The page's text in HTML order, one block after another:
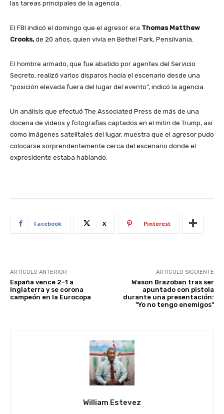
las tareas principales de la agencia.
El FBI indicó el domingo que el agresor era Thomas Matthew
Crooks,de 20 años, quien vivía en Bethel Park, Pensilvania.
El hombre armado, que fue abatido por agentes del Servicio
Secreto, realizó varios disparos hacia el escenario desde una
“posición elevada fuera del lugar del evento”, indicó la agencia.
Un análisis que efectuó The Associated Press de más de una
docena de videos y fotografías captados en el mitin de Trump, así
como imágenes satelitales del lugar, muestra que el agresor pudo
colocarse sorprendentemente cerca del escenario donde el
expresidente estaba hablando.
Facebook X Pinterest
ARTÍCULO ANTERIOR
España vence 2-1 a
Inglaterra y se corona
campeón en la Eurocopa
ARTÍCULO SIGUIENTE
Wason Brazoban tras ser
apuntado con pistola
durante una presentación:
"Yo no tengo enemigos"
William Estevez